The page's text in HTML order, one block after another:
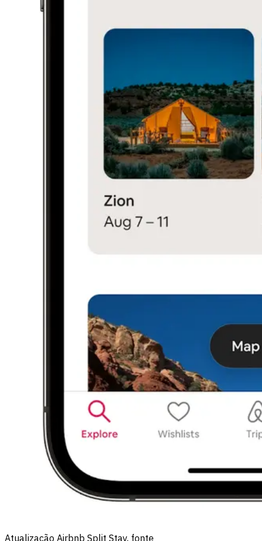
Atualização Airbnb Split Stay, fonte